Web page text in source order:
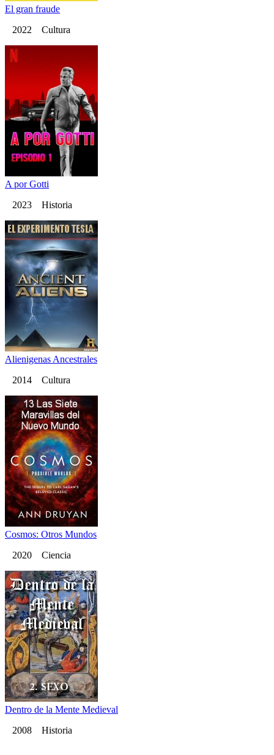
El gran fraude
2022 Cultura
A por Gotti
2023 Historia
Alienigenas Ancestrales
2014 Cultura
Cosmos: Otros Mundos
2020 Ciencia
Dentro de la Mente Medieval
2008 Historia